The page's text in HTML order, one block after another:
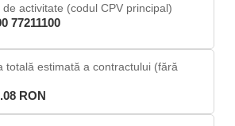
de activitate (codul CPV principal)
77211100
totală estimată a contractului (fără
RON